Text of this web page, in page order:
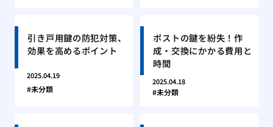
引き戸用鍵の防犯対策、
効果を高めるポイント
2025.04.19
未分類
ポストの鍵を紛失！作
成・交換にかかる費用と
時間
2025.04.18
未分類